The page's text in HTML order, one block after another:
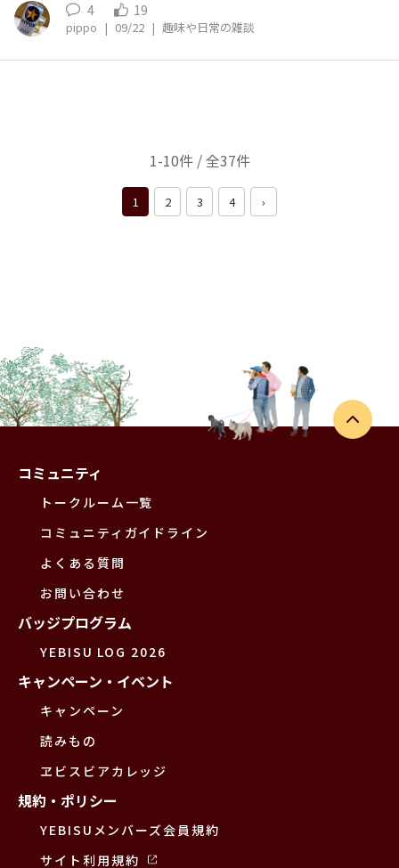
4 19
pippo | 09/22 | 趣味や日常の雑談
1-10件 / 全37件
1 2 3 4 ›
コミュニティ
トークルーム一覧
コミュニティガイドライン
よくある質問
お問い合わせ
バッジプログラム
YEBISU LOG 2026
キャンペーン・イベント
キャンペーン
読みもの
ヱビスビアカレッジ
規約・ポリシー
YEBISUメンバーズ会員規約
サイト利用規約